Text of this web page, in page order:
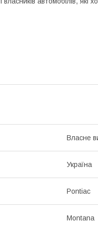
Власне
Україна
Pontiac
Montana